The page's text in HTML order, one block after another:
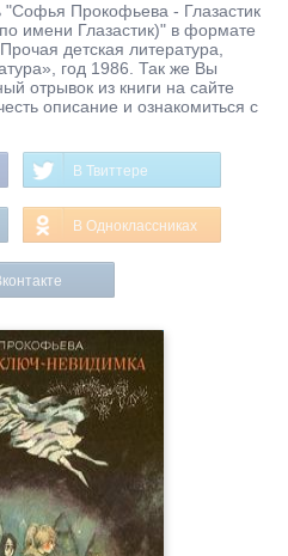
"Софья Прокофьева - Глазастик
имени Глазастик)" в формате
детская литература,
год 1986. Так же Вы
отрывок из книги на сайте
описание и ознакомиться с
В Твиттере
В Одноклассниках